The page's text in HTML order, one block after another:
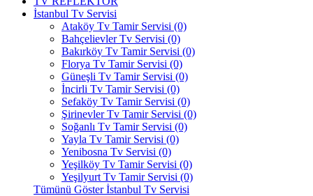
İstanbul Tv Servisi
Ataköy Tv Tamir Servisi (0)
Bahçelievler Tv Servisi (0)
Bakırköy Tv Tamir Servisi (0)
Florya Tv Tamir Servisi (0)
Güneşli Tv Tamir Servisi (0)
İncirli Tv Tamir Servisi (0)
Sefaköy Tv Tamir Servisi (0)
Şirinevler Tv Tamir Servisi (0)
Soğanlı Tv Tamir Servisi (0)
Yayla Tv Tamir Servisi (0)
Yenibosna Tv Servisi (0)
Yeşilköy Tv Tamir Servisi (0)
Yeşilyurt Tv Tamir Servisi (0)
Tümünü Göster İstanbul Tv Servisi